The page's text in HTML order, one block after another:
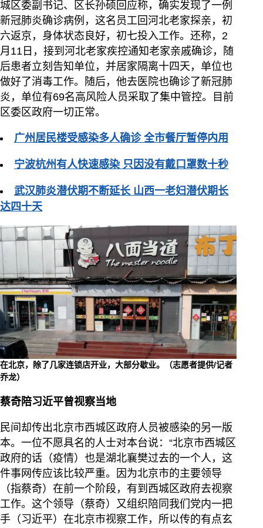
城区委副书记、区长孙硕回应称，确实发现了一例
新冠肺炎确诊病例，这名员工回河北老家探亲，初
六返京，身体状态良好，初七投入工作。还称，2
月11日，接到河北老家疾控通知老家亲戚确诊，随
后患者立刻告知单位，并居家隔离十四天，单位也
做好了消毒工作。随后，他去医院也确诊了新冠肺
炎，单位有69名高风险人员采取了集中管控。目前
区委区政府一切正常。
广州居民楼受感染多人确诊 全市餐厅暂停内用
宁波杭州有人快速感染 只因没有戴口罩数十秒
武汉肺炎潜伏期不断延长 山西一老妇潜伏期长
达四十天
在北京，除了几家连锁店开业，大部分歇业。（志愿者提供/记者
乔龙）
蔡奇陪习近平曾视察当地
民间却传出北京市西城区政府人员被感染的另一版
本。一位不愿具名的人士对本台说：“北京市西城区
政府的话（疫情）也是湖北襄樊过去的一个人，这
件事网传应该比较严重。因为北京市的主要领导
（指蔡奇）在前一个阶段，有到西城区政府去视察
工作。这个领导（蔡奇）又组织陪同我们党内一把
手（习近平）在北京市视察工作，所以传的有点玄